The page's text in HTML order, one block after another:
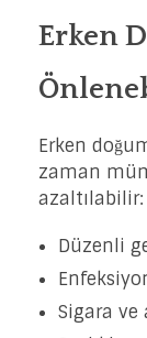
Erken
Erken
zaman
azaltılabilir:
Düzenli
Sigara